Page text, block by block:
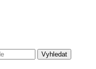
Vyhledat